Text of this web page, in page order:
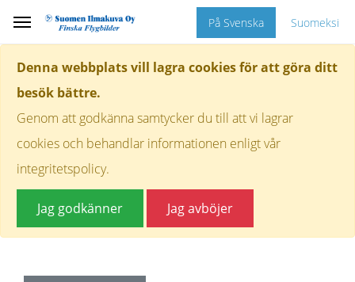
Denna webbplats vill lagra cookies för att göra ditt
besök bättre.
Genom att godkänna samtycker du till att vi lagrar
cookies och behandlar informationen enligt vår
integritetspolicy.
Jag godkänner Jag avböjer
På Svenska Suomeksi